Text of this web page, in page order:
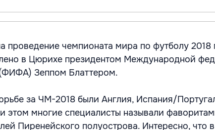
проведение чемпионата мира по футболу 2018
в Цюрихе президентом Международной
Зеппом Блаттером.
за ЧМ-2018 были Англия, Испания/
этом многие специалисты называли
Пиренейского полуострова. Интересно, что в